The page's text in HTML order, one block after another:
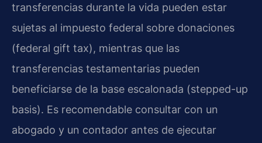
transferencias durante la vida pueden estar
sujetas al impuesto federal sobre donaciones
(federal gift tax), mientras que las
transferencias testamentarias pueden
beneficiarse de la base escalonada (stepped-up
basis). Es recomendable consultar con un
abogado y un contador antes de ejecutar